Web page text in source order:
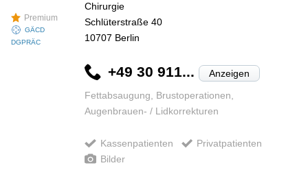
Premium
GÄCD
DGPRÄC
Chirurgie
Schlüterstraße 40
10707 Berlin
+49 30 911... Anzeigen
Fettabsaugung, Brustoperationen,
Augenbrauen- / Lidkorrekturen
Kassenpatienten
Privatpatienten
Bilder